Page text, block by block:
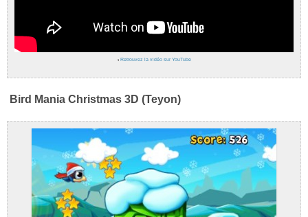
› Retrouvez la vidéo sur YouTube
Bird Mania Christmas 3D (Teyon)